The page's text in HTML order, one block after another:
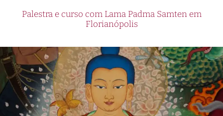
Palestra e curso com Lama Padma Samten em
Florianópolis